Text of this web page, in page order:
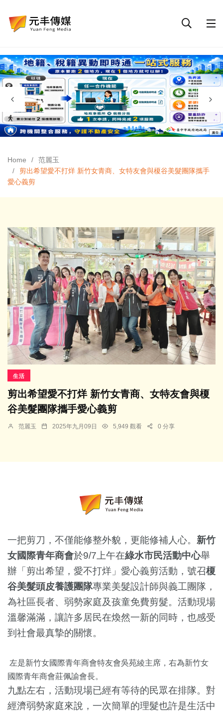
Home
范麗玉
剪出希望愛不打烊 新竹女青商、女特友會與榎谷美髮團隊攜手
愛心義剪
生活
剪出希望愛不打烊 新竹女青商、女特友會與榎
谷美髮團隊攜手愛心義剪
范麗玉 2025年九月09日 5,949 觀看 0 分享
一把剪刀，不僅能修整外貌，更能修補人心。 新竹
女國際青年商會於9/7上午在綠水市民活動中心舉
辦「剪出希望，愛不打烊」愛心義剪活動，號召榎
谷美髮頭皮養護團隊專業美髮設計師與義工團隊，
為社區長者、弱勢家庭及孩童免費剪髮。活動現場
溫馨滿滿，讓許多居民在煥然一新的同時，也感受
到社會最真摯的關懷。
左是新竹女國際青年商會特友會吳苑綾主席，右為新竹女
國際青年商會莊佩諭會長。
九點左右，活動現場已經有等待的民眾在排隊。對
經濟弱勢家庭來說，一次簡單的理髮也許是生活中